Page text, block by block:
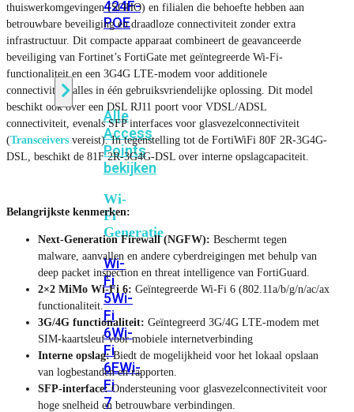
424F-
POE
WiFi
Alle
Access
Points
bekijken
Wi-
Fi
Generatie
Wi-
Fi
5Wi-
Fi
6Wi-
Fi
6EWi-
Fi
7
thuiswerkomgevingen (SOHO) en filialen die behoefte hebben aan
betrouwbare beveiliging en draadloze connectiviteit zonder extra
infrastructuur. Dit compacte apparaat combineert de geavanceerde
beveiliging van Fortinet’s FortiGate met geïntegreerde Wi-Fi-
functionaliteit en een 3G4G LTE-modem voor additionele
connectiviteit; alles in één gebruiksvriendelijke oplossing. Dit model
beschikt ook over een DSL RJ11 poort voor VDSL/ADSL
connectiviteit, evenals SFP interfaces voor glasvezelconnectiviteit
(Transceivers vereist). In tegenstelling tot de FortiWiFi 80F 2R-3G4G-
DSL, beschikt de 81F 2R-3G4G-DSL over interne opslagcapaciteit.
Belangrijkste kenmerken:
Next-Generation Firewall (NGFW): Beschermt tegen
malware, aanvallen en andere cyberdreigingen met behulp van
deep packet inspection en threat intelligence van FortiGuard.
2×2 MiMo Wi-Fi 6: Geïntegreerde Wi-Fi 6 (802.11a/b/g/n/ac/ax
functionaliteit.
3G/4G functionaliteit: Geïntegreerd 3G/4G LTE-modem met
SIM-kaartsleuf voor mobiele internetverbinding
Interne opslag:Biedt de mogelijkheid voor het lokaal opslaan
van logbestanden en rapporten.
SFP-interface:Ondersteuning voor glasvezelconnectiviteit voor
hoge snelheid en betrouwbare verbindingen.